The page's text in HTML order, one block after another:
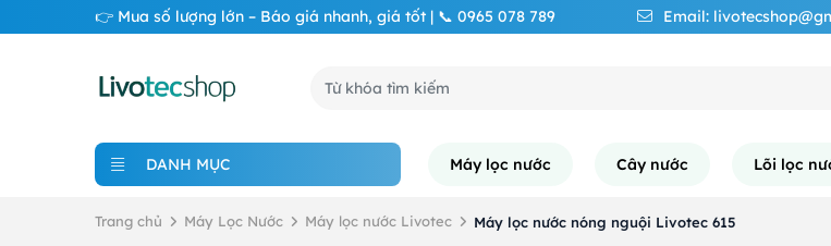
👉 Mua số lượng lớn – Báo giá nhanh, giá tốt | 📞 0965 078 789 Email:
DANH MỤC Máy lọc nước Cây nước Lõi lọc
Trang chủ Máy Lọc Nước Máy lọc nước Livotec Máy lọc nước nóng nguội Livotec 615